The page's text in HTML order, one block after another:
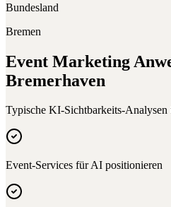
Bundesland
Bremen
Event Marketing
Bremerhaven
Typische KI-Sichtbarkeits-Analysen
Event-Services für AI positionieren